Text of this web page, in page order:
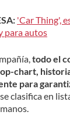
'Car Thing',
para autos
todo el
chart,
para
clasifica en